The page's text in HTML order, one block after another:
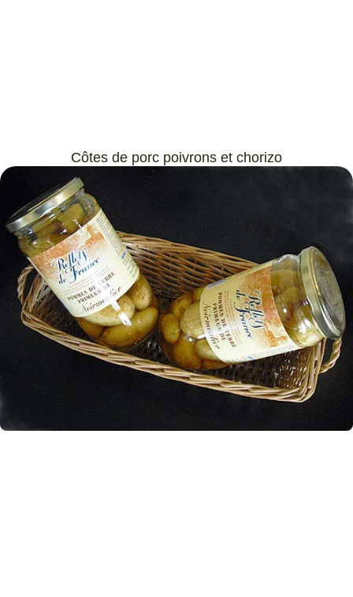
Côtes de porc poivrons et chorizo